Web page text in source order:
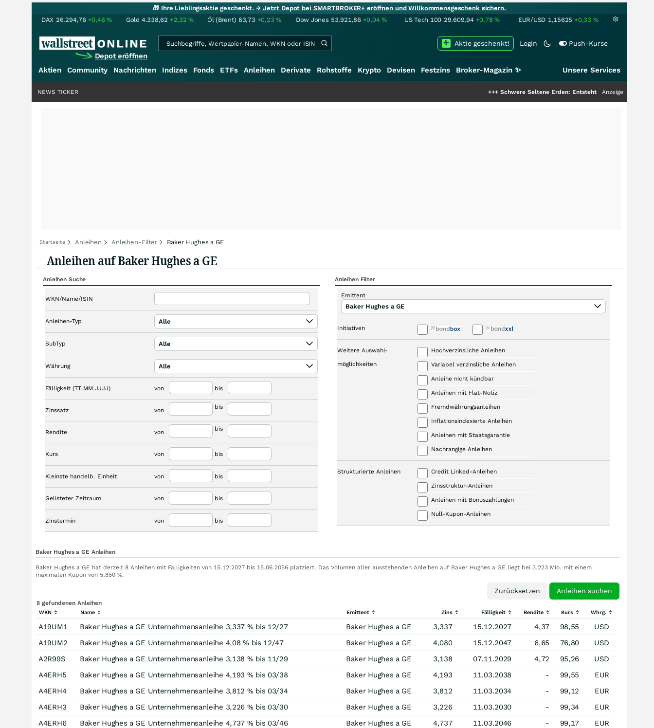
🎁 Ihre Lieblingsaktie geschenkt.→ Jetzt Depot bei SMARTBROKER+ eröffnen und Willkommensgeschenk sichern.
DAX 26.294,76 +0,46% Gold 4.338,62 +2,32% Öl (Brent) 83,73 +0,23% Dow Jones 53.921,86 +0,04% US Tech 100 29.609,94 +0,78% EUR/USD 1,15625 +0,33 %
Depot eröffnen
Login Push-Kurse
Aktie geschenkt!
Aktien Community Nachrichten Indizes Fonds ETFs Anleihen Derivate Rohstoffe Krypto Devisen Festzins Broker-Magazin ✨ Unsere Services
Schwere Seltene Erden: Entsteht hier die nächste
Anzeige
NEWS TICKER
Startseite Anleihen Anleihen-Filter Baker Hughes a GE
Anleihen auf Baker Hughes a GE
Anleihen Suche
WKN/Name/ISIN
Anleihen-Typ Alle
SubTyp Alle
Währung Alle
Fälligkeit (TT.MM.JJJJ) von bis
Zinssatz von bis
Rendite von bis
Kurs von bis
Kleinste handelb. Einheit von bis
Gelisteter Zeitraum von bis
Zinstermin von bis
Anleihen Filter
Emittent
Baker Hughes a GE
Initiativen
Weitere Auswahl-
möglichkeiten
Hochverzinsliche Anleihen
Variabel verzinsliche Anleihen
Anleihe nicht kündbar
Anleihen mit Flat-Notiz
Fremdwährungsanleihen
Inflationsindexierte Anleihen
Anleihen mit Staatsgarantie
Nachrangige Anleihen
Strukturierte Anleihen Credit Linked-Anleihen
Zinsstruktur-Anleihen
Anleihen mit Bonuszahlungen
Null-Kupon-Anleihen
Baker Hughes a GE Anleihen
Baker Hughes a GE hat derzeit 8 Anleihen mit Fälligkeiten von 15.12.2027 bis 15.06.2056 platziert. Das Volumen aller ausstehenden Anleihen auf Baker Hughes a GE liegt bei 3.223 Mio. mit einem
maximalen Kupon von 5,850 %.
8 gefundenen Anleihen
WKN Name Emittent Zins Fälligkeit Rendite Kurs Whrg.
A19UM1 Baker Hughes a GE Unternehmensanleihe 3,337 % bis 12/27 Baker Hughes a GE 3,337 15.12.2027 4,37 98,55
USD
A19UM2
Baker Hughes a GE Unternehmensanleihe 4,08 % bis 12/47 Baker Hughes a GE 4,080 15.12.2047 6,65 76,80
USD
A2R99S
Baker Hughes a GE Unternehmensanleihe 3,138 % bis 11/29 Baker Hughes a GE 3,138 07.11.2029 4,72 95,26
USD
A4ERH5
Baker Hughes a GE Unternehmensanleihe 4,193 % bis 03/38 Baker Hughes a GE 4,193 11.03.2038 - 99,55
EUR
A4ERH4
Baker Hughes a GE Unternehmensanleihe 3,812 % bis 03/34 Baker Hughes a GE 3,812 11.03.2034 - 99,12
EUR
A4ERH3
Baker Hughes a GE Unternehmensanleihe 3,226 % bis 03/30 Baker Hughes a GE 3,226 11.03.2030 - 99,34
EUR
A4ERH6
Baker Hughes a GE Unternehmensanleihe 4,737 % bis 03/46 Baker Hughes a GE 4,737 11.03.2046 - 99,17
EUR